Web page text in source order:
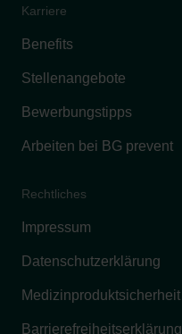
Karriere
Benefits
Stellenangebote
Bewerbungstipps
Arbeiten bei BG prevent
Rechtliches
Impressum
Datenschutzerklärung
Medizinproduktsicherheit
Barrierefreiheitserklärung